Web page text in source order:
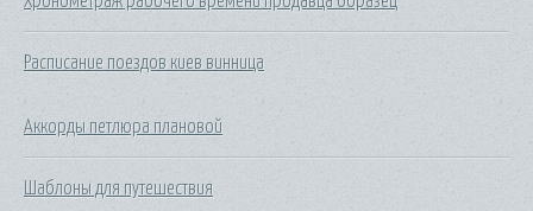
Расписание поездов киев винница
Аккорды петлюра плановой
Шаблоны для путешествия